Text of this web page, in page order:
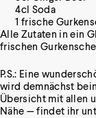
4cl Soda
1 frische
Alle Zutaten in ein
frischen
P.S.: Eine
wird demnächst
Übersicht mit allen
Nähe — findet ihr